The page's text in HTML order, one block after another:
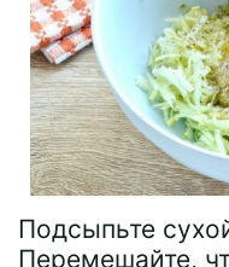
Подсыпьте
Перемешайте,